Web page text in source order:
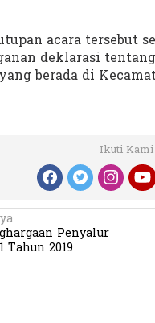
acara tersebut
deklarasi
berada di
Ikuti Kami
Penyalur
Tahun 2019